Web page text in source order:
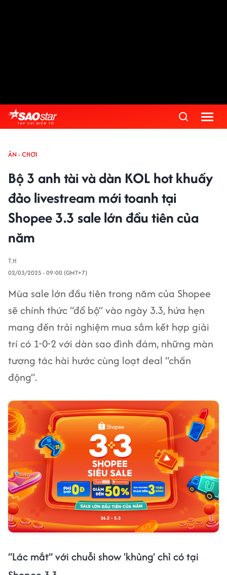
ĂN - CHƠI
Bộ 3 anh tài và dàn KOL hot khuấy
đảo livestream mới toanh tại
Shopee 3.3 sale lớn đầu tiên của
năm
T.H
02/03/2025 - 09:00 (GMT+7)
Mùa sale lớn đầu tiên trong năm của Shopee
sẽ chính thức “đổ bộ” vào ngày 3.3, hứa hẹn
mang đến trải nghiệm mua sắm kết hợp giải
trí có 1-0-2 với dàn sao đình đám, những màn
tương tác hài hước cùng loạt deal “chấn
động”.
“Lác mắt” với chuỗi show 'khủng' chỉ có tại